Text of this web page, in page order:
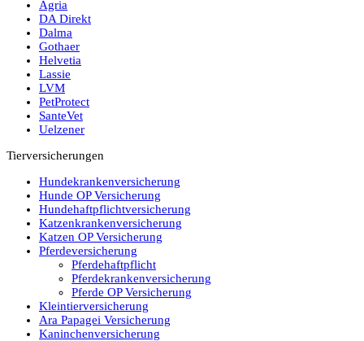
Agria
DA Direkt
Dalma
Gothaer
Helvetia
Lassie
LVM
PetProtect
SanteVet
Uelzener
Tierversicherungen
Hundekrankenversicherung
Hunde OP Versicherung
Hundehaftpflichtversicherung
Katzenkrankenversicherung
Katzen OP Versicherung
Pferdeversicherung
Pferdehaftpflicht
Pferdekrankenversicherung
Pferde OP Versicherung
Kleintierversicherung
Ara Papagei Versicherung
Kaninchenversicherung